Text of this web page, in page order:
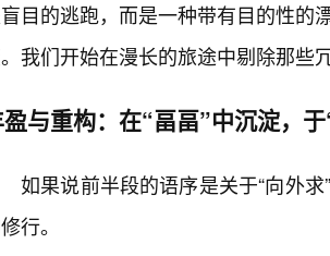
目的逃跑，而是一种带有目的性的
我们开始在漫长的旅途中剔除那些
与重构：在“畐畐”中沉淀，
如果说前半段的语序是关于“向外求
行。